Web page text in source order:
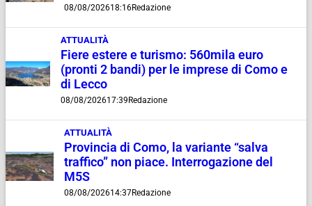
08/08/202618:16Redazione
ATTUALITÀ
Fiere estere e turismo: 560mila euro
(pronti 2 bandi) per le imprese di Como e
di Lecco
08/08/202617:39 Redazione
ATTUALITÀ
Provincia di Como, la variante “salva
traffico” non piace. Interrogazione del
M5S
08/08/202614:37Redazione